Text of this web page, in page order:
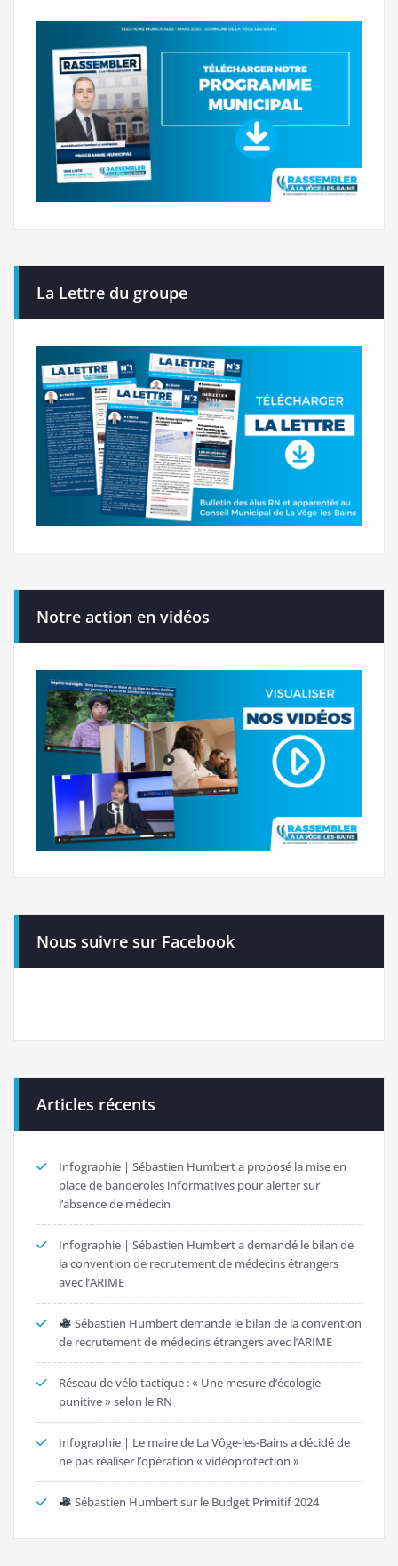
La Lettre du groupe
Notre action en vidéos
Nous suivre sur Facebook
Articles récents
Infographie | Sébastien Humbert a proposé la mise en
place de banderoles informatives pour alerter sur
l’absence de médecin
Infographie | Sébastien Humbert a demandé le bilan de
la convention de recrutement de médecins étrangers
avec l’ARIME
Sébastien Humbert demande le bilan de la convention
de recrutement de médecins étrangers avec l’ARIME
Réseau de vélo tactique : « Une mesure d’écologie
punitive » selon le RN
Infographie | Le maire de La Vôge-les-Bains a décidé de
ne pas réaliser l’opération « vidéoprotection »
Sébastien Humbert sur le Budget Primitif 2024